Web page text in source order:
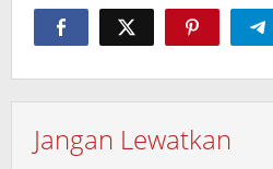
Jangan Lewatkan